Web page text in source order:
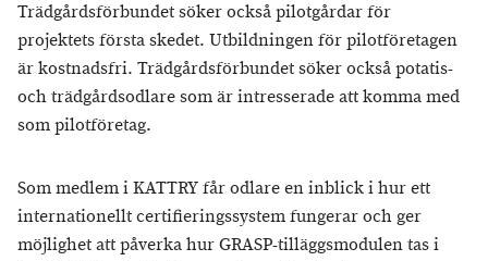
Trädgårdsförbundet söker också pilotgårdar för
projektets första skedet. Utbildningen för pilotföretagen
är kostnadsfri. Trädgårdsförbundet söker också potatis-
och trädgårdsodlare som är intresserade att komma med
som pilotföretag.
Som medlem i KATTRY får odlare en inblick i hur ett
internationellt certifieringssystem fungerar och ger
möjlighet att påverka hur GRASP-tilläggsmodulen tas i